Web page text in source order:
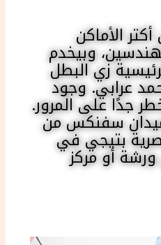
الأماكن
وبيخدم
زي البطل
عرابي. وجود
جدًا على المرور.
سفنكس من
بتيجي في
أو مركز